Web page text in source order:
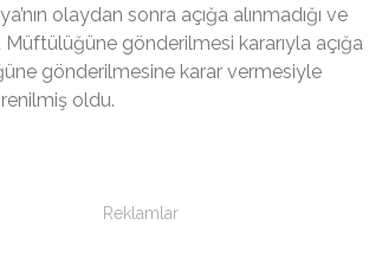
olaydan sonra açığa alınmadığı ve
gönderilmesi kararıyla açığa
gönderilmesine karar vermesiyle
oldu.
Reklamlar